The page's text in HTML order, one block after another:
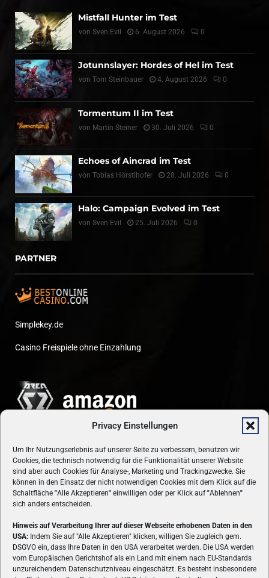
Privacy Einstellungen
Um Ihr Nutzungserlebnis auf unserer Seite zu verbessern, benutzen wir
Cookies, die technisch notwendig für die Funktionalität unserer Website
sind aber auch Cookies für Analyse-, Marketing und Trackingzwecke. Sie
können in den Einsatz der nicht notwendigen Cookies mit dem Klick auf die
Schaltfläche "Alle Akzeptieren" einwilligen oder per Klick auf"Ablehnen"
sich anders entscheiden.
Hinweis auf Verarbeitung Ihrer auf dieser Webseite erhobenen Daten in den
USA: Indem Sie auf "Alle Akzeptieren" klicken, willigen Sie zugleich gem.
DSGVO ein, dass Ihre Daten in den USA verarbeitet werden. Die USA werden
vom Europäischen Gerichtshof als ein Land mit einem nach EU-Standards
unzureichendem Datenschutzniveau eingeschätzt. Es besteht insbesondere
Mistfall Hunter im Test
von Sven Evil 6. August 2026 0
Jotunnslayer: Hordes of Hel im Test
von Tom Steinbauer 4. August 2026 0
Tormentum II im Test
von Martin Steiner 30. Juli 2026 0
Echoes of Aincrad im Test
von Tobias Hörstlhofer 28. Juli 2026 0
Halo: Campaign Evolved im Test
von Sven Evil 25. Juli 2026 0
PARTNER
Simplekey.de
Casino Freispiele ohne Einzahlung
ÜBER UNS
VON GAMERN, FÜR GAMER! Gamers.at ist das älteste Online-